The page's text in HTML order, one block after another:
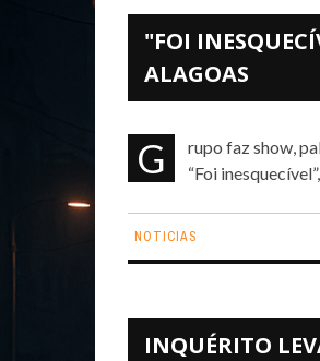
"FOI
ALAGOAS
Grupo faz show, palestra literária e visita Quilombo dos Palmares em Alagoas fotos: Márcio Salata “Foi
NOTICIAS
INQUÉRITO